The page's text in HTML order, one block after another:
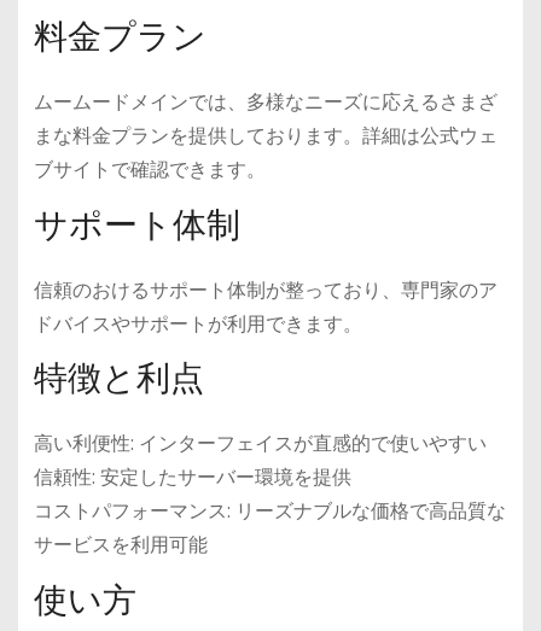
料金プラン
ムームードメインでは、多様なニーズに応えるさまざ
まな料金プランを提供しております。詳細は公式ウェ
ブサイトで確認できます。
サポート体制
信頼のおけるサポート体制が整っており、専門家のア
ドバイスやサポートが利用できます。
特徴と利点
高い利便性: インターフェイスが直感的で使いやすい
信頼性: 安定したサーバー環境を提供
コストパフォーマンス: リーズナブルな価格で高品質な
サービスを利用可能
使い方